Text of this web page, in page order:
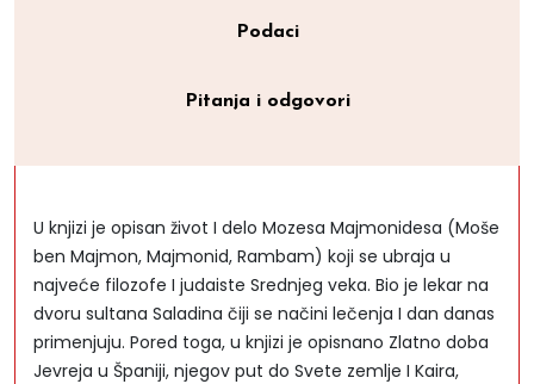
Podaci
Pitanja i odgovori
U knjizi je opisan život I delo Mozesa Majmonidesa (Moše
ben Majmon, Majmonid, Rambam) koji se ubraja u
najveće filozofe I judaiste Srednjeg veka. Bio je lekar na
dvoru sultana Saladina čiji se načini lečenja I dan danas
primenjuju. Pored toga, u knjizi je opisnano Zlatno doba
Jevreja u Španiji, njegov put do Svete zemlje I Kaira,